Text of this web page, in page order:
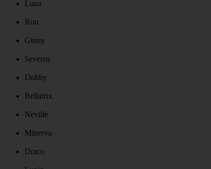
Luna
Ron
Ginny
Severus
Dobby
Bellatrix
Neville
Minerva
Draco